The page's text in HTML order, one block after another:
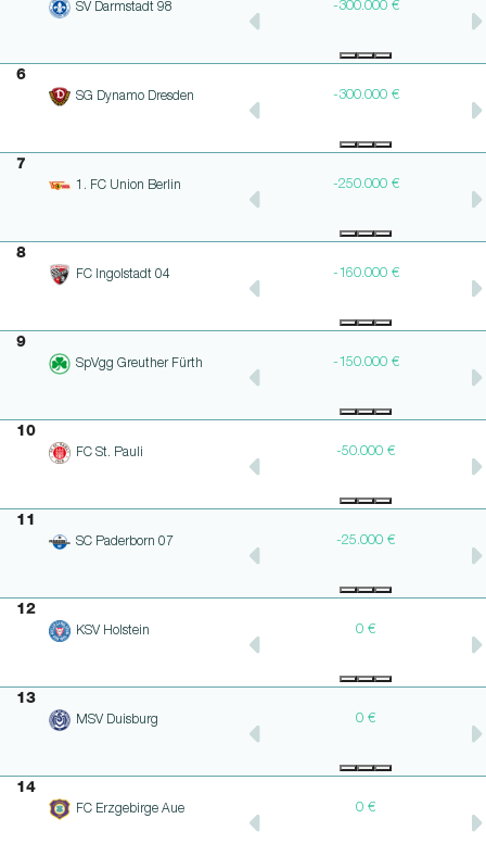
SV Darmstadt 98
-300.000 € -300.000 €
6
SG Dynamo Dresden
-300.000 € -300.000 €
7
1. FC Union Berlin
-250.000 € -250.000 €
8
FC Ingolstadt 04
-160.000 € -160.000 €
9
SpVgg Greuther Fürth
-150.000 € -150.000 €
10
FC St. Pauli-50.000 € -50.000 €
11
SC Paderborn 07
-25.000 € -25.000 €
12
KSV Holstein 0 €
13
MSV Duisburg 0 €
14
FC Erzgebirge Aue
+250.000 € 0 €